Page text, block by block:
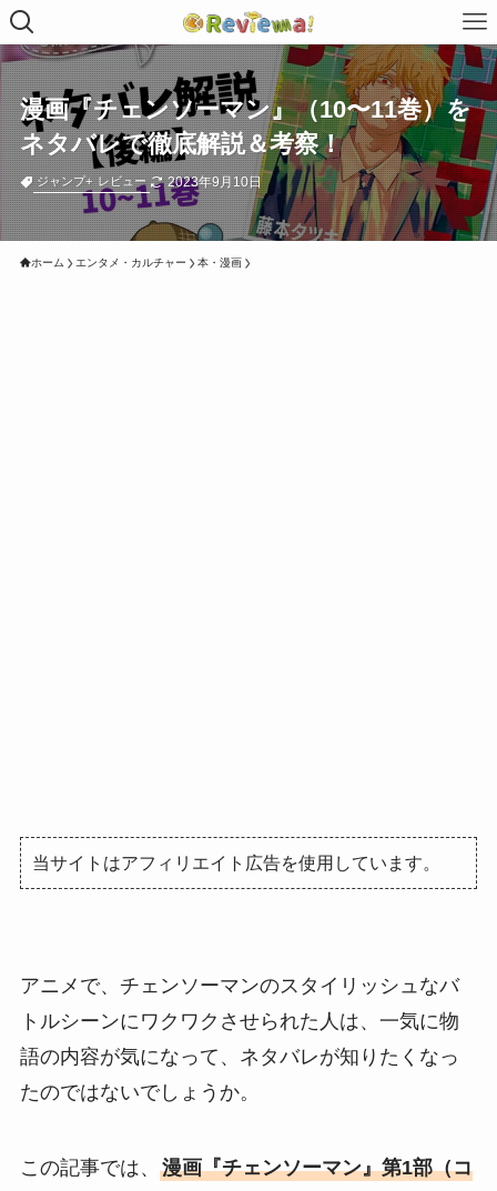
漫画『チェンソーマン』（10〜11巻）を
ネタバレで徹底解説＆考察！
ジャンプ+ レビュー 2023年9月10日
ホーム エンタメ・カルチャー 本・漫画
当サイトはアフィリエイト広告を使用しています。
アニメで、チェンソーマンのスタイリッシュなバ
トルシーンにワクワクさせられた人は、一気に物
語の内容が気になって、ネタバレが知りたくなっ
たのではないでしょうか。
この記事では、 漫画『チェンソーマン』第1部（コ